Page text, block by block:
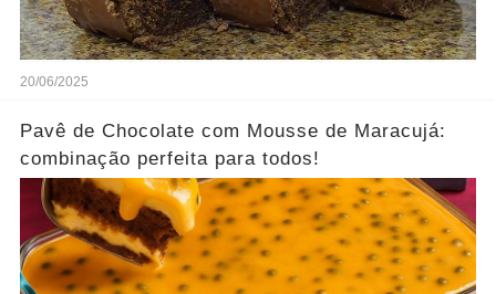
20/06/2025
Pavê de Chocolate com Mousse de Maracujá:
combinação perfeita para todos!